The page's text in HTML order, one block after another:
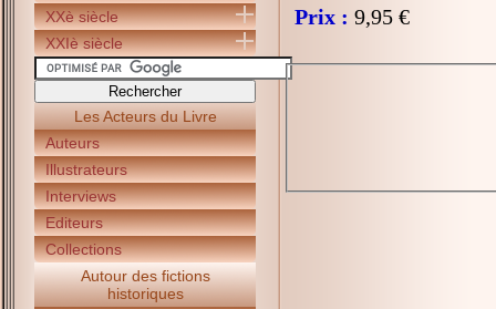
XXè siècle
XXIè siècle
Les Acteurs du Livre
Auteurs
Illustrateurs
Interviews
Editeurs
Collections
Autour des fictions
historiques
Prix : 9,95 €